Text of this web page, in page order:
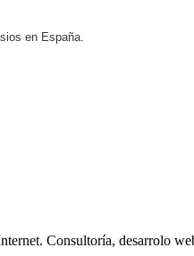
en España.
Consultoría, desarrolo